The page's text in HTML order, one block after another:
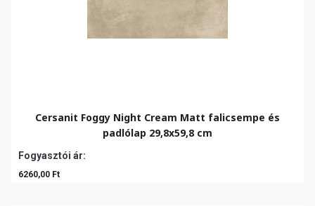
Cersanit Foggy Night Cream Matt falicsempe és
padlólap 29,8x59,8 cm
Fogyasztói ár:
6260,00 Ft